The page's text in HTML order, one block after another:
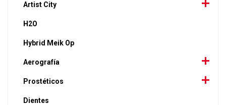
Artist City
H2O
Hybrid Meik Op
Aerografía
Prostéticos
Dientes